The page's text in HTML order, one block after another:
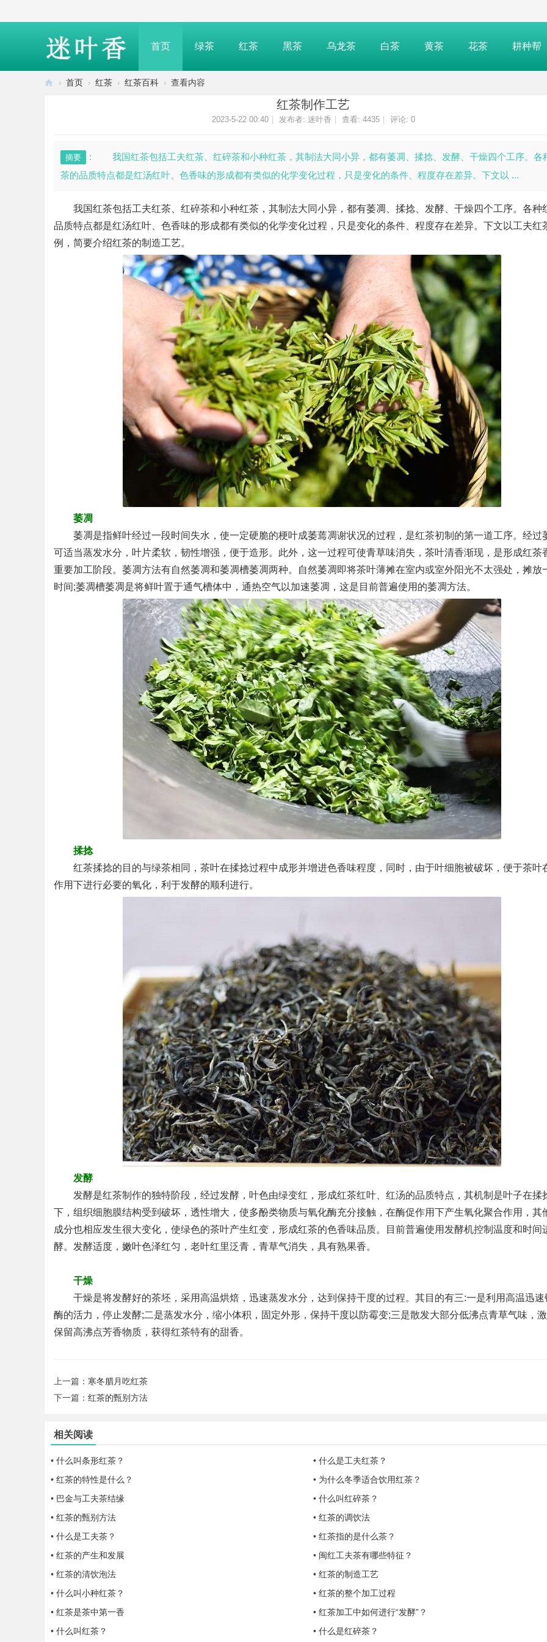
首页 绿茶 红茶 黑茶 乌龙茶 白茶 黄茶 花茶 耕种帮
› 首页 › 红茶 › 红茶百科 › 查看内容
红茶制作工艺
2023-5-22 00:40 发布者: 迷叶香 查看: 4435 评论: 0
摘要
: 我国红茶包括工夫红茶、红碎茶和小种红茶，其制法大同小异，都有萎凋、揉捻、发酵、干燥四个工序。各
茶的品质特点都是红汤红叶、色香味的形成都有类似的化学变化过程，只是变化的条件、程度存在差异。下文以 ...
我国红茶包括工夫红茶、红碎茶和小种红茶，其制法大同小异，都有萎凋、揉捻、发酵、干燥四个工序。各种
品质特点都是红汤红叶、色香味的形成都有类似的化学变化过程，只是变化的条件、程度存在差异。下文以工夫红
例，简要介绍红茶的制造工艺。
萎凋
萎凋是指鲜叶经过一段时间失水，使一定硬脆的梗叶成萎蔫凋谢状况的过程，是红茶初制的第一道工序。经过
可适当蒸发水分，叶片柔软，韧性增强，便于造形。此外，这一过程可使青草味消失，茶叶清香渐现，是形成红茶
重要加工阶段。萎凋方法有自然萎凋和萎凋槽萎凋两种。自然萎凋即将茶叶薄摊在室内或室外阳光不太强处，摊放
时间;萎凋槽萎凋是将鲜叶置于通气槽体中，通热空气以加速萎凋，这是目前普遍使用的萎凋方法。
揉捻
红茶揉捻的目的与绿茶相同，茶叶在揉捻过程中成形并增进色香味程度，同时，由于叶细胞被破坏，便于茶叶
作用下进行必要的氧化，利于发酵的顺利进行。
发酵
发酵是红茶制作的独特阶段，经过发酵，叶色由绿变红，形成红茶红叶、红汤的品质特点，其机制是叶子在揉
下，组织细胞膜结构受到破坏，透性增大，使多酚类物质与氧化酶充分接触，在酶促作用下产生氧化聚合作用，其
成分也相应发生很大变化，使绿色的茶叶产生红变，形成红茶的色香味品质。目前普遍使用发酵机控制温度和时间
酵。发酵适度，嫩叶色泽红匀，老叶红里泛青，青草气消失，具有熟果香。
干燥
干燥是将发酵好的茶坯，采用高温烘焙，迅速蒸发水分，达到保持干度的过程。其目的有三:一是利用高温迅速
酶的活力，停止发酵;二是蒸发水分，缩小体积，固定外形，保持干度以防霉变;三是散发大部分低沸点青草气味，
保留高沸点芳香物质，获得红茶特有的甜香。
上一篇： 寒冬腊月吃红茶
下一篇： 红茶的甄别方法
相关阅读
• 什么叫条形红茶？ • 什么是工夫红茶？
• 红茶的特性是什么？ • 为什么冬季适合饮用红茶？
• 巴金与工夫茶结缘 • 什么叫红碎茶？
• 红茶的甄别方法 • 红茶的调饮法
• 什么是工夫茶？ • 红茶指的是什么茶？
• 红茶的产生和发展 • 闽红工夫茶有哪些特征？
• 红茶的清饮泡法 • 红茶的制造工艺
• 什么叫小种红茶？ • 红茶的整个加工过程
• 红茶是茶中第一香 • 红茶加工中如何进行“发酵”？
• 什么叫红茶？ • 什么是红碎茶？